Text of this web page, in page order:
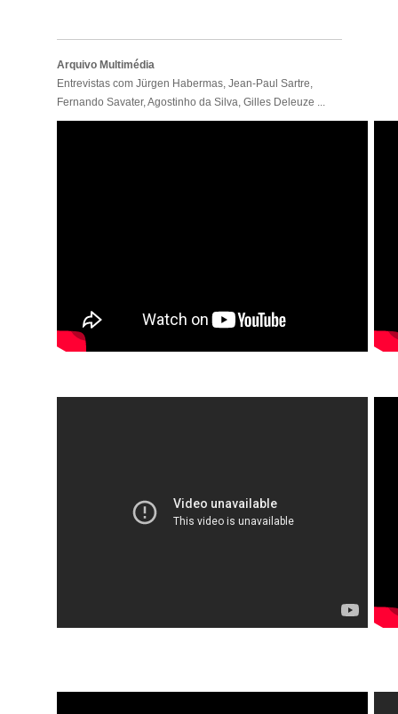
Arquivo Multimédia
Entrevistas com Jürgen Habermas, Jean-Paul Sartre,
Fernando Savater, Agostinho da Silva, Gilles Deleuze ...